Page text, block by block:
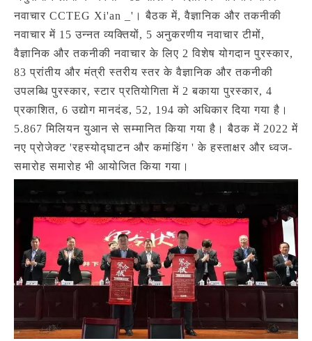
नवाचार CCTEG Xi'an _'। बैठक में, वैज्ञानिक और तकनीकी
नवाचार में 15 उन्नत व्यक्तियों, 5 अनुकरणीय नवाचार टीमों,
वैज्ञानिक और तकनीकी नवाचार के लिए 2 विशेष योगदान पुरस्कार,
83 प्रांतीय और मंत्री स्तरीय स्तर के वैज्ञानिक और तकनीकी
उपलब्धि पुरस्कार, स्टार प्रतियोगिता में 2 बकाया पुरस्कार, 4
प्रकाशित, 6 उद्योग मानदंड, 52, 194 को अधिकार दिया गया है।
5.867 मिलियन युआन से सम्मानित किया गया है। बैठक में 2022 में
नए प्रोजेक्ट 'रहस्योद्घाटन और कमांडिंग ' के हस्ताक्षर और ध्वज-
समारोह समारोह भी आयोजित किया गया।